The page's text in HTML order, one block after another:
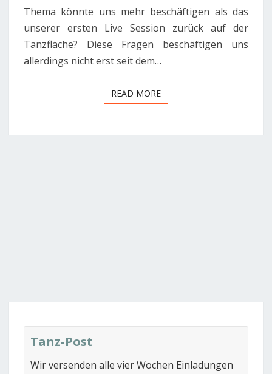
Thema könnte uns mehr beschäftigen als das
unserer ersten Live Session zurück auf der
Tanzfläche? Diese Fragen beschäftigen uns
allerdings nicht erst seit dem…
READ MOREREAD MORE
Tanz-Post
Wir versenden alle vier Wochen Einladungen